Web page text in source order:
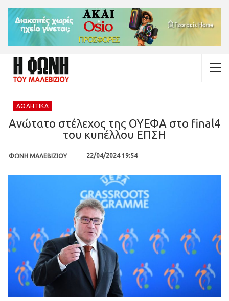
ΑΘΛΗΤΙΚΆ
Ανώτατο στέλεχος της ΟΥΕΦΑ στο final4
του κυπέλλου ΕΠΣΗ
ΦΩΝΗ ΜΑΛΕΒΙΖΙΟΥ 22/04/2024 19:54